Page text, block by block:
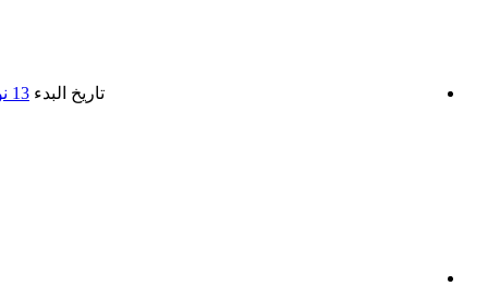
تاريخ البدء 13 نوفمبر 2024